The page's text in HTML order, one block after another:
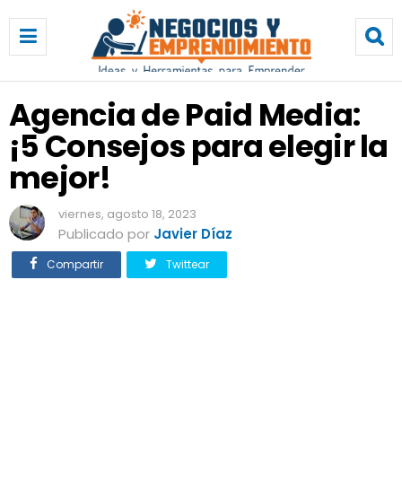
e
n
i
a
d
e
a
i
d
M
Agencia de Paid Media:
¡5 Consejos para elegir la
mejor!
viernes, agosto 18, 2023
Publicado por Javier Díaz
Compartir Twittear